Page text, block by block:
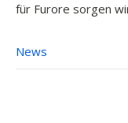
für Furore sorgen
News